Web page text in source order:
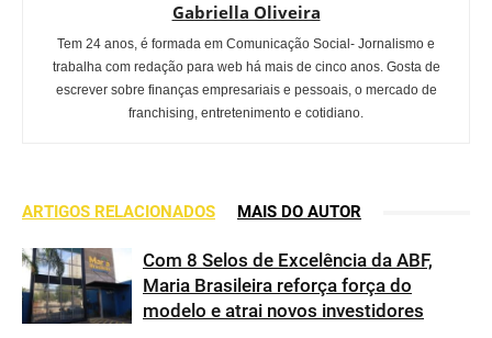
Gabriella Oliveira
Tem 24 anos, é formada em Comunicação Social- Jornalismo e
trabalha com redação para web há mais de cinco anos. Gosta de
escrever sobre finanças empresariais e pessoais, o mercado de
franchising, entretenimento e cotidiano.
ARTIGOS RELACIONADOS MAIS DO AUTOR
Com 8 Selos de Excelência da ABF,
Maria Brasileira reforça força do
modelo e atrai novos investidores